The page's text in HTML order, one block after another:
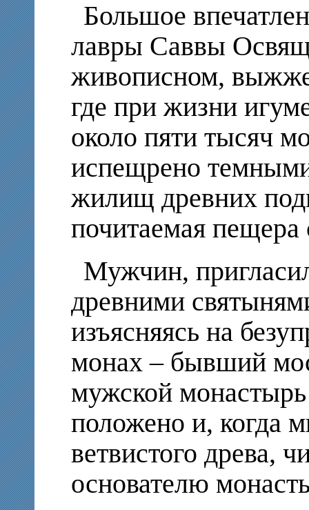
Большое
лавры Саввы
живописном,
где при жизни
около пяти тысяч
испещрено
жилищ древних
почитаемая
Мужчин,
древними
изъясняясь на
монах – бывший
мужской
положено и, когда
ветвистого древа,
основателю